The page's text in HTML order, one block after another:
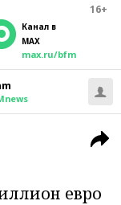
16+
Канал в
MAX
max.ru/bfm
евро